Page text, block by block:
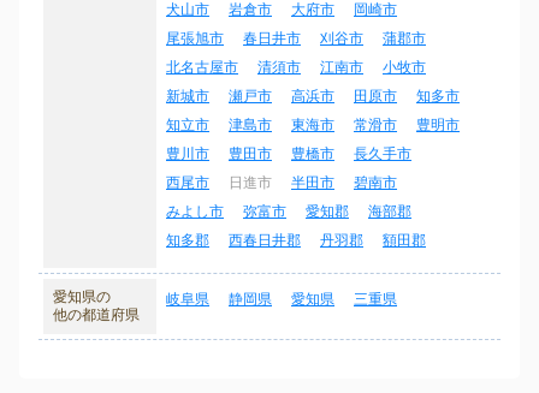
犬山市
岩倉市 大府市
岡崎市
尾張旭市
春日井市 刈谷市
蒲郡市
北名古屋市
清須市 江南市
小牧市
新城市
瀬戸市 高浜市 田原市
知多市
知立市
津島市 東海市 常滑市
豊明市
豊川市
豊田市 豊橋市
長久手市
西尾市
日進市 半田市
碧南市
みよし市
弥富市 愛知郡
海部郡
知多郡
西春日井郡 丹羽郡 額田郡
愛知県の
他の都道府県
岐阜県 静岡県 愛知県 三重県